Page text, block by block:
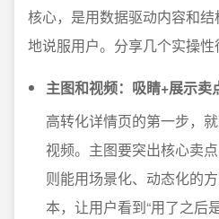
核心，是用数据驱动内容和结
地说服用户。分享几个实操性
主图和视频：吸睛+展示卖
高转化详情页的第一步，
视频。主图要突出核心卖
则能用场景化、动态化的
本，让用户看到“用了之后